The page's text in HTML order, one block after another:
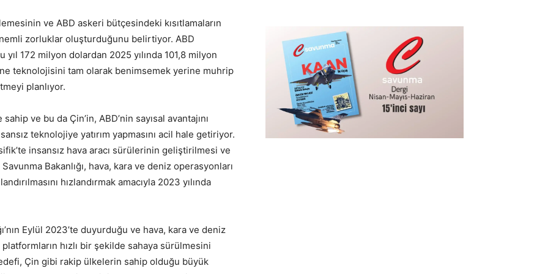
ve ABD askeri bütçesindeki kısıtlamaların
zorluklar oluşturduğunu belirtiyor. ABD
yıl 172 milyon dolardan 2025 yılında 101,8 milyon
teknolojisini tam olarak benimsemek yerine muhrip
planlıyor.
ve bu da Çin’in, ABD’nin sayısal avantajını
teknolojiye yatırım yapmasını acil hale getiriyor.
insansız hava aracı sürülerinin geliştirilmesi ve
Savunma Bakanlığı, hava, kara ve deniz operasyonları
hızlandırmak amacıyla 2023 yılında
Eylül 2023’te duyurduğu ve hava, kara ve deniz
hızlı bir şekilde sahaya sürülmesini
Çin gibi rakip ülkelerin sahip olduğu büyük